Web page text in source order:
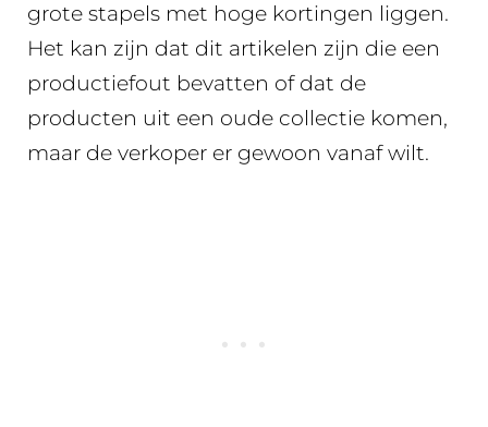
grote stapels met hoge kortingen liggen.
Het kan zijn dat dit artikelen zijn die een
productiefout bevatten of dat de
producten uit een oude collectie komen,
maar de verkoper er gewoon vanaf wilt.